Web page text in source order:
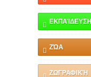
ΕΚΠΑΊΔΕΥΣΗ
ΖΏΑ
ΖΩΓΡΑΦΙΚΉ